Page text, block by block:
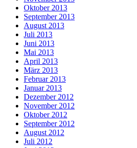
Oktober 2013
September 2013
August 2013
Juli 2013
Juni 2013
Mai 2013
April 2013
März 2013
Februar 2013
Januar 2013
Dezember 2012
November 2012
Oktober 2012
September 2012
August 2012
Juli 2012